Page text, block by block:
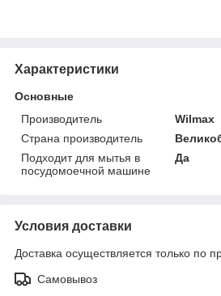
Характеристики
Основные
Производитель
Wilmax
Страна производитель
Подходит для мытья в
посудомоечной машине
Да
Условия доставки
Доставка осуществляется только по
Самовывоз